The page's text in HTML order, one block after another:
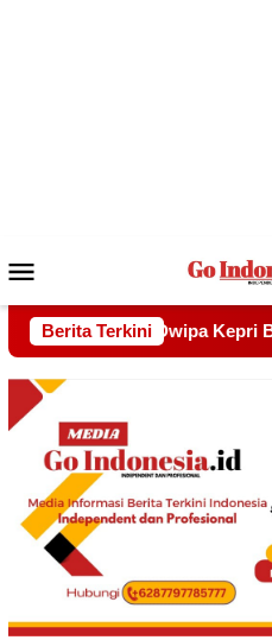
Mobile
Berita Terkini
Kepedulian kepada